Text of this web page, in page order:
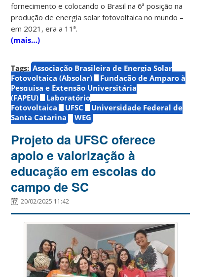
fornecimento e colocando o Brasil na 6ª posição na
produção de energia solar fotovoltaica no mundo –
em 2021, era a 11ª.
(mais…)
Tags: Associação Brasileira de Energia Solar
Fotovoltaica (Absolar)
Fundação de Amparo à
Pesquisa e Extensão Universitária
(FAPEU)
Laboratório
Fotovoltaica
UFSC
Universidade Federal de
Santa Catarina
WEG
Projeto da UFSC oferece
apoio e valorização à
educação em escolas do
campo de SC
20/02/2025 11:42